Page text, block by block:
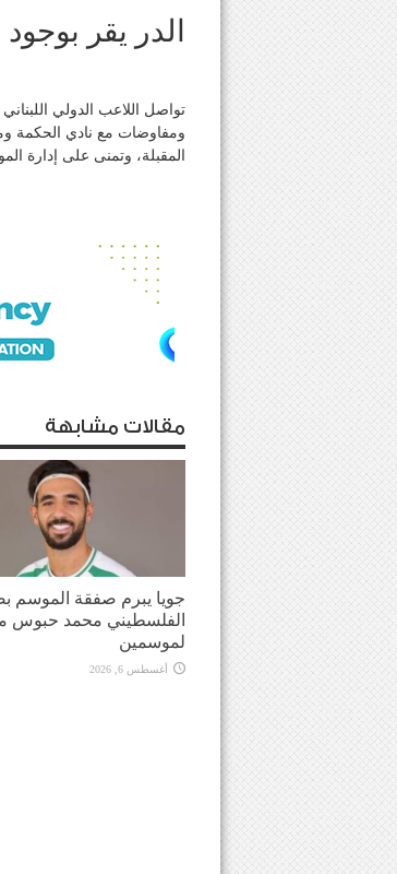
الدر يقر
ومفاوضات مع نادي الحكمة
المقبلة، وتمنى على إدارة
مقالات مشابهة
جويا يبرم صفقة الموسم
الفلسطيني محمد حبوس
لموسمين
أغسطس 6, 2026